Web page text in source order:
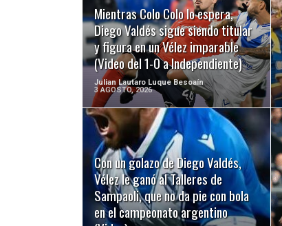
Mientras Colo Colo lo espera,
Diego Valdés sigue siendo titular
y figura en un Vélez imparable
(Video del 1-0 a Independiente)
Julian Lautaro Luque Besoaín
3 AGOSTO, 2026
LEER MÁS
Con un golazo de Diego Valdés,
Vélez le ganó al Talleres de
Sampaoli, que no da pie con bola
en el campeonato argentino
LEER MÁS